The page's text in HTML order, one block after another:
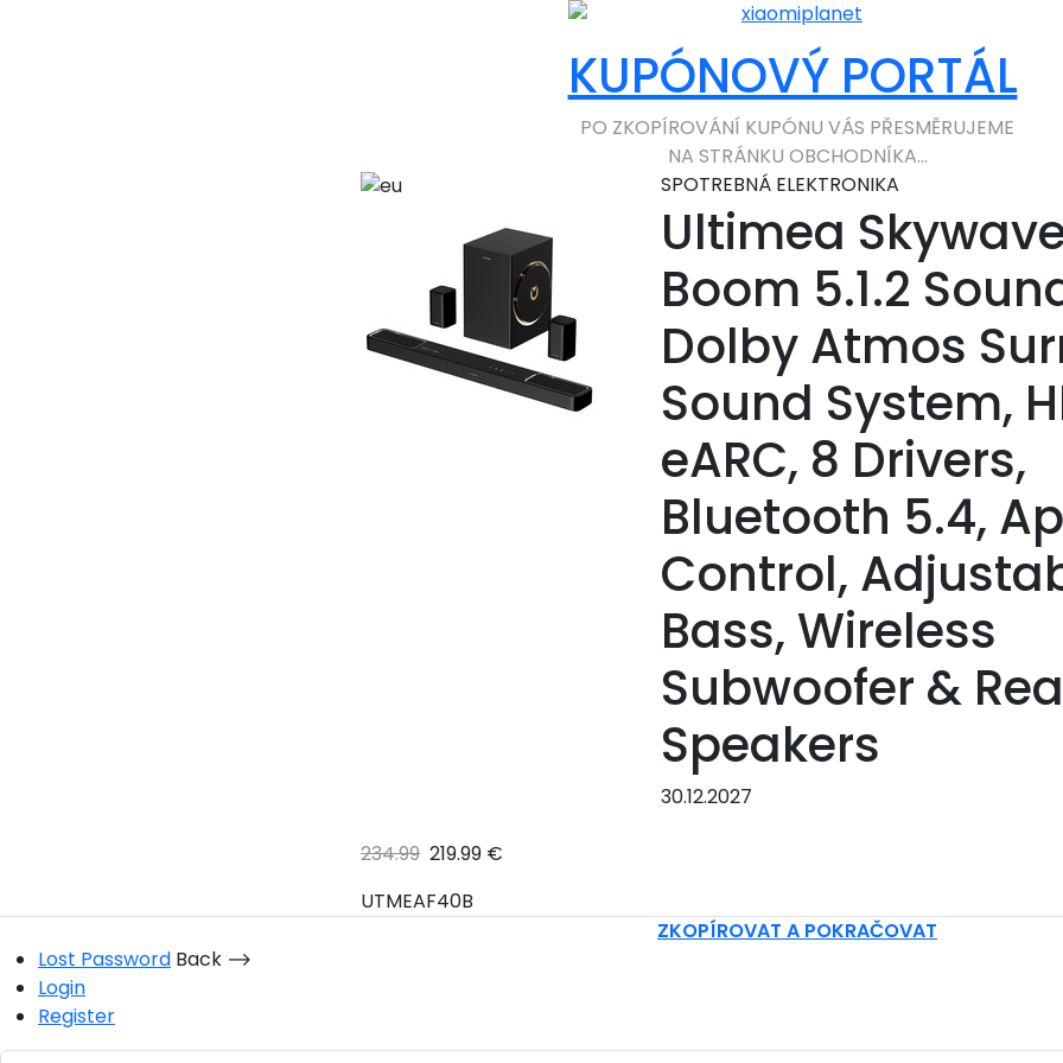
KUPÓNOVÝ PORTÁL
PO ZKOPÍROVÁNÍ KUPÓNU VÁS PŘESMĚRUJEME
NA STRÁNKU OBCHODNÍKA...
SPOTREBNÁ ELEKTRONIKA
Ultimea
Boom 5.1.2
Dolby Atmos
Sound System,
eARC, 8 Drivers,
Bluetooth 5.4,
Control,
Bass, Wireless
Subwoofer &
Speakers
30.12.2027
234.99 219.99 €
UTMEAF40B
ZKOPÍROVAT A POKRAČOVAT
Lost Password Back ⟶
Login
Register